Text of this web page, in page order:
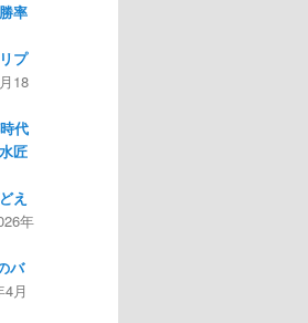
率
プ
18
代
匠
え
年
バ
月